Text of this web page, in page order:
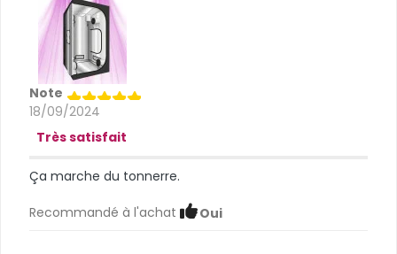
Note
18/09/2024
Très satisfait
Ça marche du tonnerre.
Recommandé à l'achat Oui